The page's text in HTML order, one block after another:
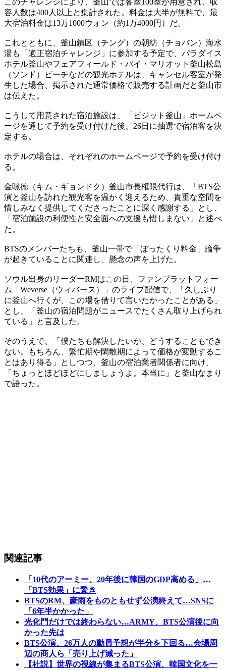
容人数は400人以上と集計された。料金は大半が無料で、最
大宿泊料金は13万1000ウォン（約1万4000円）だ。
これとともに、釜山鎮区（チング）の朝紡（チョバン）海水
湯も「適正宿泊チャレンジ」に参加する予定で、パラダイス
ホテル釜山やフェアフィールド・バイ・マリオット釜山松島
（ソンド）ビーチなどの観光ホテルは、キャンセル客室が発
生した場合、掲示された通常価格で販売する計画だと釜山市
は伝えた。
こうして用意された宿泊施設は、「ビジット釜山」ホームペ
ージを通じて予約を受け付けた後、26日に抽選で宿泊客を決
定する。
ホテルの場合は、それぞれのホームページで予約を受け付け
る。
金暻徳（キム・ギョンドク）釜山市長権限代行は、「BTS公
演と釜山を訪れた観光客を温かく迎えるため、貴重な空間を
惜しみなく提供してくださったことに深く感謝する」とし、
「宿泊施設の利便性と安全面への支援も惜しまない」と述べ
た。
BTSのメンバーたちも、釜山一帯で「ぼったくり料金」論争
が起きていることに関連し、懸念の声を上げた。
ソウル出身のリーダーRMはこの日、ファンプラットフォー
ム「Weverse（ウィバース）」のライブ配信で、「久しぶり
に釜山へ行くが、この場を借りて言いたかったことがある」
とし、「釜山の宿泊問題がニュースでたくさん取り上げられ
ている」と言及した。
そのうえで、「僕たちも解決したいが、どうすることもでき
ない。もちろん、繁忙期や閑散期によって価格が変動するこ
とはあり得る」としつつ、釜山の宿泊業者関係者に向け、
「ちょっとほどほどにしましょうよ。本当に」と釜山なまり
で語った。
関連記事
「10代のアーミー、20年後に韓国のGDP高める」…
「BTS効果」に驚き
BTSのRM、豪雨をものともせず公演終えて…SNSに
「6年半かかった」
光化門だけでは終わらない…ARMY、BTS公演後に向
かった先は
BTS公演、26万人の動員予想が半分を下回る…会場周
辺の商人ら「売り上げ減った」
【社説】世界の視線が集まるBTS公演、韓国文化を一